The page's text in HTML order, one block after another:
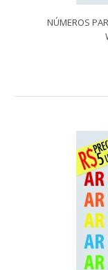
NÚMEROS
NÚMEROS